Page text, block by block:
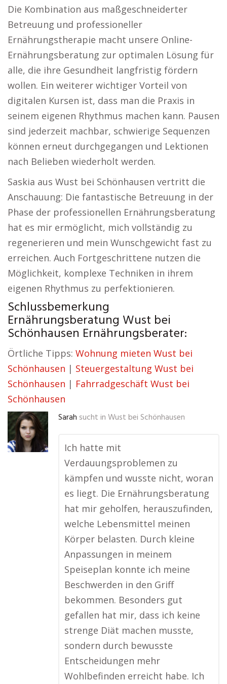
Die Kombination aus maßgeschneiderter
Betreuung und professioneller
Ernährungstherapie macht unsere Online-
Ernährungsberatung zur optimalen Lösung für
alle, die ihre Gesundheit langfristig fördern
wollen. Ein weiterer wichtiger Vorteil von
digitalen Kursen ist, dass man die Praxis in
seinem eigenen Rhythmus machen kann. Pausen
sind jederzeit machbar, schwierige Sequenzen
können erneut durchgegangen und Lektionen
nach Belieben wiederholt werden.
Saskia aus Wust bei Schönhausen vertritt die
Anschauung: Die fantastische Betreuung in der
Phase der professionellen Ernährungsberatung
hat es mir ermöglicht, mich vollständig zu
regenerieren und mein Wunschgewicht fast zu
erreichen. Auch Fortgeschrittene nutzen die
Möglichkeit, komplexe Techniken in ihrem
eigenen Rhythmus zu perfektionieren.
Schlussbemerkung
Ernährungsberatung Wust bei
Schönhausen Ernährungsberater:
Örtliche Tipps: Wohnung mieten Wust bei
Schönhausen | Steuergestaltung Wust bei
Schönhausen | Fahrradgeschäft Wust bei
Schönhausen
Sarah sucht in Wust bei Schönhausen
Ich hatte mit
Verdauungsproblemen zu
kämpfen und wusste nicht, woran
es liegt. Die Ernährungsberatung
hat mir geholfen, herauszufinden,
welche Lebensmittel meinen
Körper belasten. Durch kleine
Anpassungen in meinem
Speiseplan konnte ich meine
Beschwerden in den Griff
bekommen. Besonders gut
gefallen hat mir, dass ich keine
strenge Diät machen musste,
sondern durch bewusste
Entscheidungen mehr
Wohlbefinden erreicht habe. Ich